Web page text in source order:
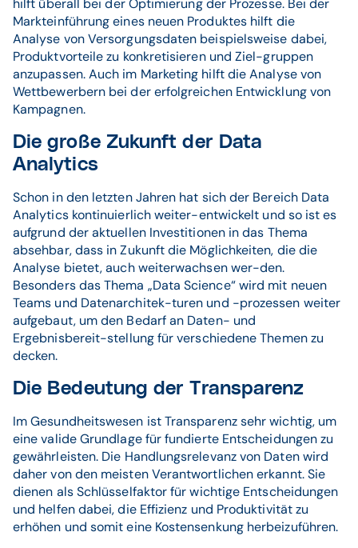
hilft überall bei der Optimierung der Prozesse. Bei der
Markteinführung eines neuen Produktes hilft die
Analyse von Versorgungsdaten beispielsweise dabei,
Produktvorteile zu konkretisieren und Ziel-gruppen
anzupassen. Auch im Marketing hilft die Analyse von
Wettbewerbern bei der erfolgreichen Entwicklung von
Kampagnen.
Die große Zukunft der Data
Analytics
Schon in den letzten Jahren hat sich der Bereich Data
Analytics kontinuierlich weiter-entwickelt und so ist es
aufgrund der aktuellen Investitionen in das Thema
absehbar, dass in Zukunft die Möglichkeiten, die die
Analyse bietet, auch weiterwachsen wer-den.
Besonders das Thema „Data Science“ wird mit neuen
Teams und Datenarchitek-turen und -prozessen weiter
aufgebaut, um den Bedarf an Daten- und
Ergebnisbereit-stellung für verschiedene Themen zu
decken.
Die Bedeutung der Transparenz
Im Gesundheitswesen ist Transparenz sehr wichtig, um
eine valide Grundlage für fundierte Entscheidungen zu
gewährleisten. Die Handlungsrelevanz von Daten wird
daher von den meisten Verantwortlichen erkannt. Sie
dienen als Schlüsselfaktor für wichtige Entscheidungen
und helfen dabei, die Effizienz und Produktivität zu
erhöhen und somit eine Kostensenkung herbeizuführen.